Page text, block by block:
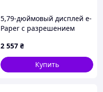
5,79-дюймовый дисплей e-
Paper с разрешением
Waveshare 26843
2 557 ₴
Купить